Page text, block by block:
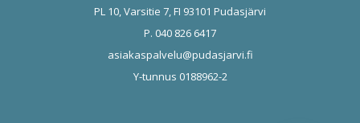
PL 10, Varsitie 7, FI 93101 Pudasjärvi
P. 040 826 6417
asiakaspalvelu@pudasjarvi.fi
Y-tunnus 0188962-2